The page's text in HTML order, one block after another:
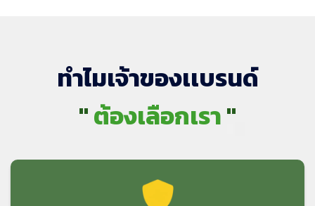
ทำไมเจ้าของเเบรนด์
"ต้องเลือกเรา"